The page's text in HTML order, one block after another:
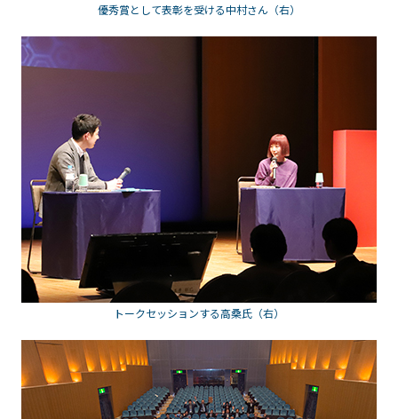
優秀賞として表彰を受ける中村さん（右）
トークセッションする高桑氏（右）